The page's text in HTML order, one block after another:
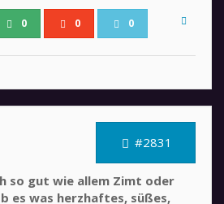
0 0 0
#2831
so gut wie allem Zimt oder
es was herzhaftes, süßes,